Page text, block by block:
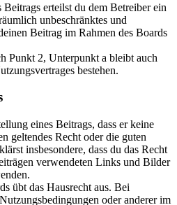
erteilst du dem Betreiber ein
unbeschränktes und
Beitrag im Rahmen des Boards
Punkt 2, Unterpunkt a bleibt auch
bestehen.
eines Beitrags, dass er keine
geltendes Recht oder die guten
insbesondere, dass du das Recht
verwendeten Links und Bilder
übt das Hausrecht aus. Bei
oder anderer im